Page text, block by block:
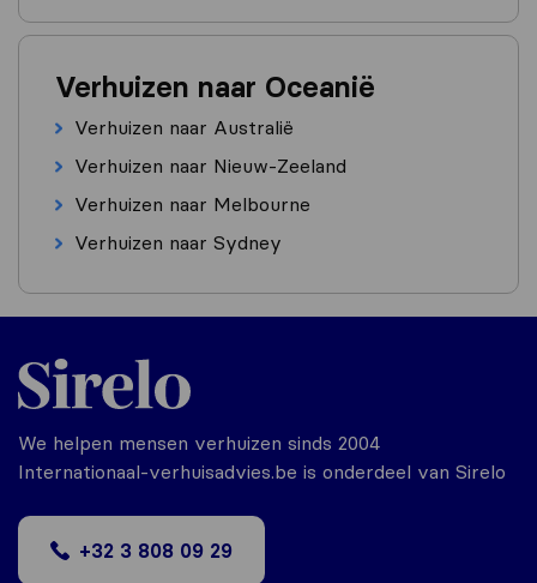
Verhuizen naar Oceanië
Verhuizen naar Australië
Verhuizen naar Nieuw-Zeeland
Verhuizen naar Melbourne
Verhuizen naar Sydney
We helpen mensen verhuizen sinds 2004
Internationaal-verhuisadvies.be is onderdeel van Sirelo
+32 3 808 09 29